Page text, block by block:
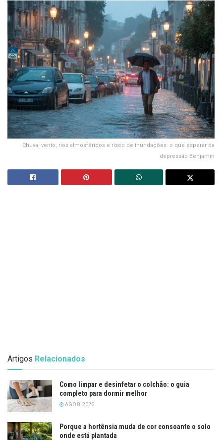
Chuva, vento, rios atmosféricos e risco de inundações: o que esperar da
depressão Benjamin
Artigos Relacionados
Como limpar e desinfetar o colchão: o guia
completo para dormir melhor
AGO 8, 2026
Porque a hortênsia muda de cor consoante o solo
onde está plantada